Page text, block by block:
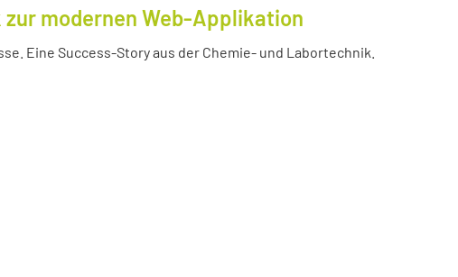
modernen Web-Applikation
Eine Success-Story aus der Chemie- und Labortechnik.